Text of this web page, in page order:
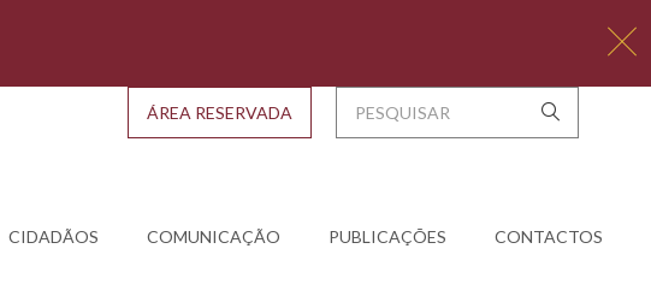
CIDADÃOS COMUNICAÇÃO PUBLICAÇÕES CONTACTOS
ÁREA RESERVADA